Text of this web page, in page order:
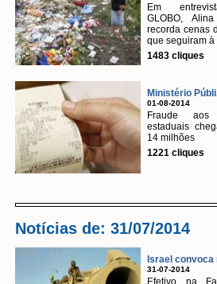
Em
GLOBO,
recorda cenas
que seguiram à
1483 cliques
Ministério
01-08-2014
Fraude aos
estaduais
14 milhões
1221 cliques
Notícias de: 31/07/2014
Israel convoca
31-07-2014
Efetivo na